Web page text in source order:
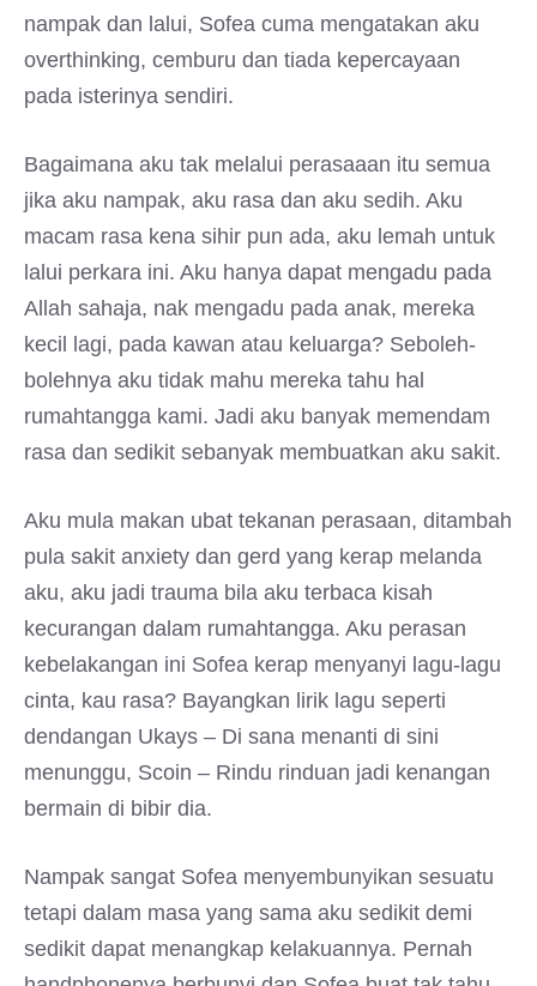
nampak dan lalui, Sofea cuma mengatakan aku
overthinking, cemburu dan tiada kepercayaan
pada isterinya sendiri.
Bagaimana aku tak melalui perasaaan itu semua
jika aku nampak, aku rasa dan aku sedih. Aku
macam rasa kena sihir pun ada, aku lemah untuk
lalui perkara ini. Aku hanya dapat mengadu pada
Allah sahaja, nak mengadu pada anak, mereka
kecil lagi, pada kawan atau keluarga? Seboleh-
bolehnya aku tidak mahu mereka tahu hal
rumahtangga kami. Jadi aku banyak memendam
rasa dan sedikit sebanyak membuatkan aku sakit.
Aku mula makan ubat tekanan perasaan, ditambah
pula sakit anxiety dan gerd yang kerap melanda
aku, aku jadi trauma bila aku terbaca kisah
kecurangan dalam rumahtangga. Aku perasan
kebelakangan ini Sofea kerap menyanyi lagu-lagu
cinta, kau rasa? Bayangkan lirik lagu seperti
dendangan Ukays – Di sana menanti di sini
menunggu, Scoin – Rindu rinduan jadi kenangan
bermain di bibir dia.
Nampak sangat Sofea menyembunyikan sesuatu
tetapi dalam masa yang sama aku sedikit demi
sedikit dapat menangkap kelakuannya. Pernah